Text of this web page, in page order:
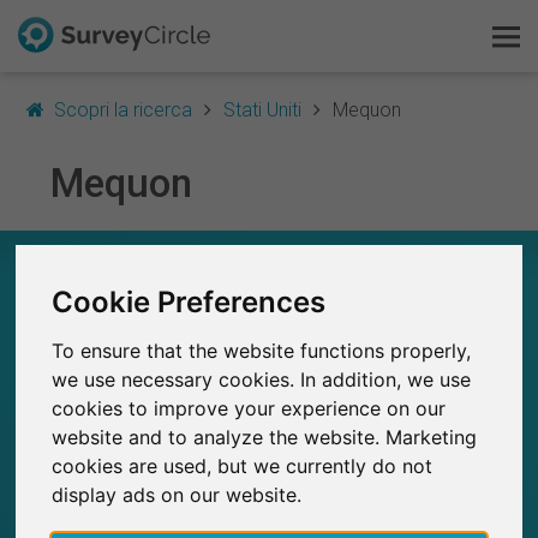
Cookie Preferences
To ensure that the website functions properly,
we use necessary cookies. In addition, we use
cookies to improve your experience on our
website and to analyze the website. Marketing
cookies are used, but we currently do not
display ads on our website.
Scopri la ricerca Stati Uniti Mequon
Mequon
4
Studi pubblicati in precedenza su
SurveyCircle
0
Studi attualmente pubblicati su SurveyCircle
51
Survey Ranking
Scopri la ricerca
FAQ
Registrati gratis
Accedi